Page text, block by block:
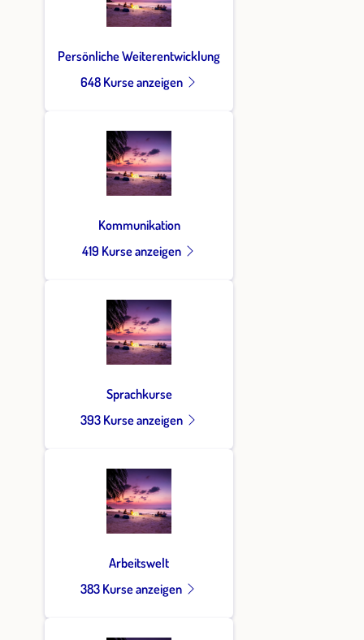
Persönliche Weiterentwicklung
648 Kurse anzeigen
Kommunikation
419 Kurse anzeigen
Sprachkurse
393 Kurse anzeigen
Arbeitswelt
383 Kurse anzeigen